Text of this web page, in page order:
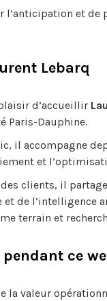
l’anticipation et
Lebarq
d’accueillir
Paris-Dauphine.
il accompagne
et
clients, il
de l’intelligence
terrain et
pendant ce
valeur